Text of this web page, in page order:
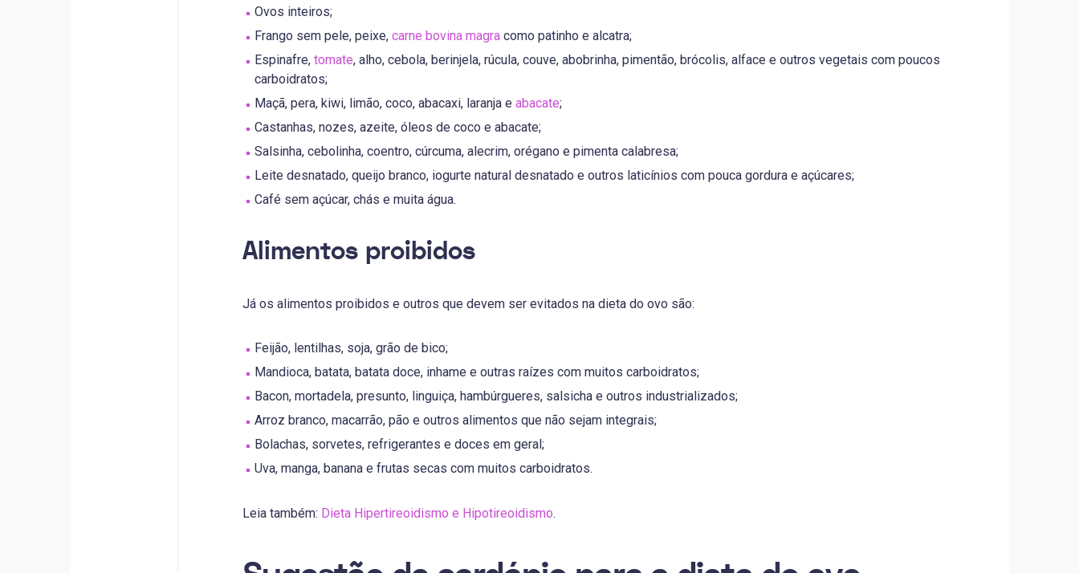
Ovos inteiros;
Frango sem pele, peixe, carne bovina magracomo patinho e alcatra;
Espinafre, tomate, alho, cebola, berinjela, rúcula, couve, abobrinha, pimentão, brócolis, alface e outros vegetais com poucos
carboidratos;
Maçã, pera, kiwi, limão, coco, abacaxi, laranja e abacate;
Castanhas, nozes, azeite, óleos de coco e abacate;
Salsinha, cebolinha, coentro, cúrcuma, alecrim, orégano e pimenta calabresa;
Leite desnatado, queijo branco, iogurte natural desnatado e outros laticínios com pouca gordura e açúcares;
Café sem açúcar, chás e muita água.
Alimentos proibidos
Já os alimentos proibidos e outros que devem ser evitados na dieta do ovo são:
Feijão, lentilhas, soja, grão de bico;
Mandioca, batata, batata doce, inhame e outras raízes com muitos carboidratos;
Bacon, mortadela, presunto, linguiça, hambúrgueres, salsicha e outros industrializados;
Arroz branco, macarrão, pão e outros alimentos que não sejam integrais;
Bolachas, sorvetes, refrigerantes e doces em geral;
Uva, manga, banana e frutas secas com muitos carboidratos.
Leia também: Dieta Hipertireoidismo e Hipotireoidismo.